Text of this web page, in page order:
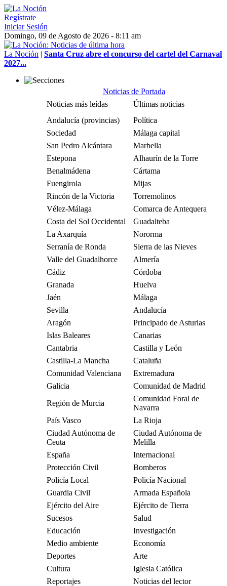
Regístrate
Iniciar Sesión
Domingo, 09 de Agosto de 2026 - 8:11 am
La Noción | Santa Cruz abre el concurso del cartel del Carnaval
2027...
Noticias de Portada
Noticias más leídas
Últimas noticias
Andalucía (provincias)
Política
Sociedad
Málaga capital
San Pedro Alcántara
Marbella
Estepona
Alhaurín de la Torre
Benalmádena
Cártama
Fuengirola
Mijas
Rincón de la Victoria
Torremolinos
Vélez-Málaga
Comarca de Antequera
Costa del Sol Occidental
Guadalteba
La Axarquía
Nororma
Serranía de Ronda
Sierra de las Nieves
Valle del Guadalhorce
Almería
Cádiz
Córdoba
Granada
Huelva
Jaén
Málaga
Sevilla
Andalucía
Aragón
Principado de Asturias
Islas Baleares
Canarias
Cantabria
Castilla y León
Castilla-La Mancha
Cataluña
Comunidad Valenciana
Extremadura
Galicia
Comunidad de Madrid
Región de Murcia
Comunidad Foral de
Navarra
País Vasco
La Rioja
Ciudad Autónoma de
Ceuta
Ciudad Autónoma de
Melilla
España
Internacional
Protección Civil
Bomberos
Policía Local
Policía Nacional
Guardia Civil
Armada Española
Ejército del Aire
Ejército de Tierra
Sucesos
Salud
Educación
Investigación
Medio ambiente
Economía
Deportes
Arte
Cultura
Iglesia Católica
Reportajes
Noticias del lector